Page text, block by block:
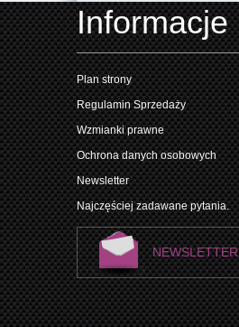
Informacje
Plan strony
Regulamin Sprzedaży
Wzmianki prawne
Ochrona danych osobowych
Newsletter
Najczęściej zadawane pytania.
NEWSLETTER